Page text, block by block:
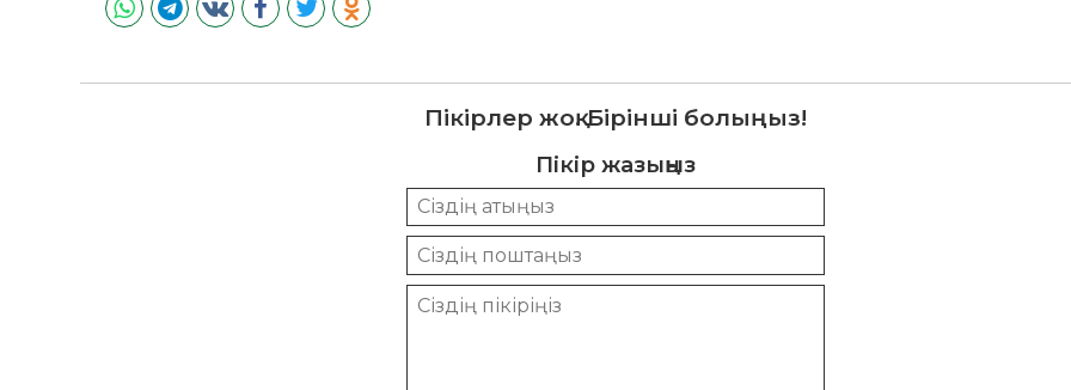
Пікірлер жоқ. Бірінші болыңыз!
Пікір жазыңыз